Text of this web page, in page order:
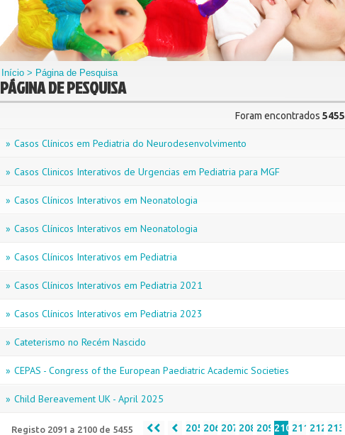
Início > Página de Pesquisa
PÁGINA DE PESQUISA
Foram encontrados 5455
» Casos Clínicos em Pediatria do Neurodesenvolvimento
» Casos Clinicos Interativos de Urgencias em Pediatria para MGF
» Casos Clínicos Interativos em Neonatologia
» Casos Clínicos Interativos em Neonatologia
» Casos Clínicos Interativos em Pediatria
» Casos Clínicos Interativos em Pediatria 2021
» Casos Clínicos Interativos em Pediatria 2023
» Cateterismo no Recém Nascido
» CEPAS - Congress of the European Paediatric Academic Societies
» Child Bereavement UK - April 2025
Registo 2091 a 2100 de 5455 205 206 207 208 209 210 211 212 213